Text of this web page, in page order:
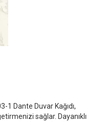
1 Dante Duvar Kağıdı,
sağlar. Dayanıklı